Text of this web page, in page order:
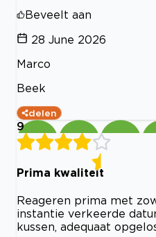
Beveelt aan
28 June 2026
Marco
Beek
delen
9
Prima kwaliteit
Reageren prima met
instantie verkeerde
kussen, adequaat